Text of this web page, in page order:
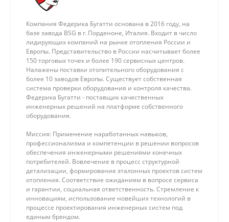
Компания Федерика Бугатти основана в 2016 году, на
базе завода BSG в г. Порденоне, Италия. Входит в число
лидирующих компаний на рынке отопления России и
Европы. Представительство в России насчитывает более
150 торговых точек и более 190 сервисных центров.
Налажены поставки отопительного оборудования с
более 10 заводов Европы. Существует собственная
система проверки оборудования и контроля качества.
Федерика Бугатти - поставщик качественных
инженерных решений на платформе собственного
оборудования.
Миссия: Применение наработанных навыков,
профессионализма и компетенции в решении вопросов
обеспечения инженерными решениями конечных
потребителей. Вовлечение в процесс структурной
детализации, формирование эталонных проектов систем
отопления. Соответствие ожиданиям в вопросе сервиса
и гарантии, социальная ответственность. Стремление к
инновациям, использование новейших технологий в
процессе проектирования инженерных систем под
единым брендом.